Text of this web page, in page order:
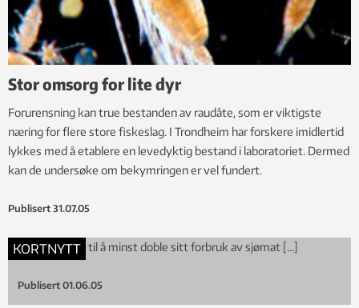
Stor omsorg for lite dyr
Forurensning kan true bestanden av raudåte, som er viktigste
næring for flere store fiskeslag. I Trondheim har forskere imidlertid
lykkes med å etablere en levedyktig bestand i laboratoriet. Dermed
kan de undersøke om bekymringen er vel fundert.
Publisert 31.07.05
KORTNYTT
Kina kommer til å minst doble sitt forbruk av sjømat […]
Publisert 01.06.05